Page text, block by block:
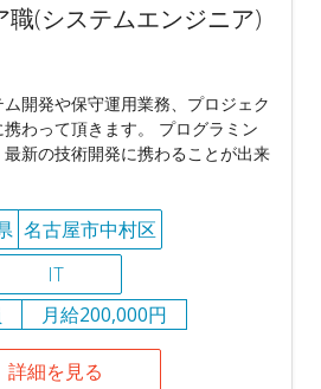
職(システムエンジニア)
開発や保守運用業務、プロジェク
携わって頂きます。 プログラミン
新の技術開発に携わることが出来
名古屋市中村区
IT
月給200,000円
詳細を見る